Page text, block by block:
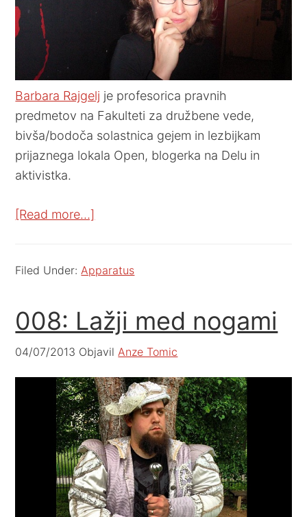
Barbara Rajgelj je profesorica pravnih
predmetov na Fakulteti za družbene vede,
bivša/bodoča solastnica gejem in lezbijkam
prijaznega lokala Open, blogerka na Delu in
aktivistka.
[Read more…]
Filed Under: Apparatus
008: Lažji med nogami
04/07/2013 Objavil Anze Tomic